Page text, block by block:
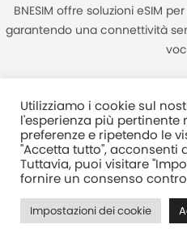
BNESIM offre soluzioni eSIM
garantendo una connettività
Unità C, 8/F, King Palace Plaza,
Kowloon,
2017–2025 BNESIM
Normativa Sulla Privacy
Utilizziamo i cookie sul
l'esperienza più pertinente
preferenze e ripetendo le
"Accetta tutto", acconsenti
Tuttavia, puoi visitare
fornire un consenso
Impostazioni dei cookie